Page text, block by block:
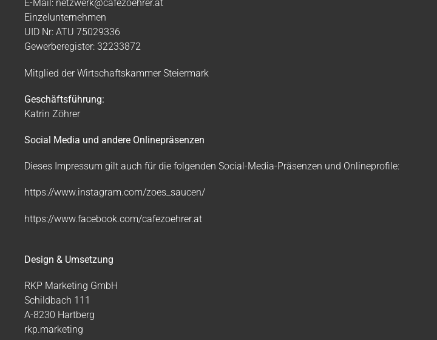
E-Mail: netzwerk@cafezoehrer.at
Einzelunternehmen
UID Nr: ATU 75029336
Gewerberegister: 32233872
Mitglied der Wirtschaftskammer Steiermark
Geschäftsführung:
Katrin Zöhrer
Social Media und andere Onlinepräsenzen
Dieses Impressum gilt auch für die folgenden Social-Media-Präsenzen und Onlineprofile:
https://www.instagram.com/zoes_saucen/
https://www.facebook.com/cafezoehrer.at
Design & Umsetzung
RKP Marketing GmbH
Schildbach 111
A-8230 Hartberg
rkp.marketing